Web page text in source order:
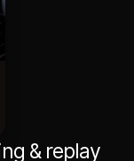
& replay